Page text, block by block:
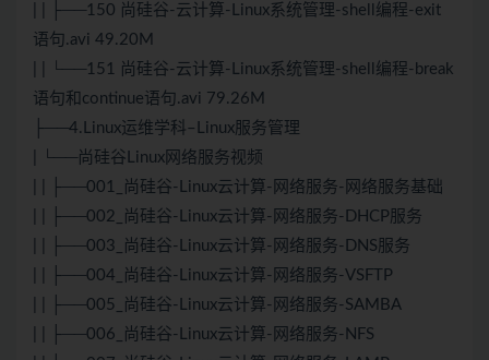
| | ├──150 尚硅谷-云计算-Linux系统管理-shell编程-exit
语句.avi 49.20M
| | └──151 尚硅谷-云计算-Linux系统管理-shell编程-break
语句和continue语句.avi 79.26M
├──4.Linux运维学科–Linux服务管理
| └──尚硅谷Linux网络服务视频
| | ├──001_尚硅谷-Linux云计算-网络服务-网络服务基础
| | ├──002_尚硅谷-Linux云计算-网络服务-DHCP服务
| | ├──003_尚硅谷-Linux云计算-网络服务-DNS服务
| | ├──004_尚硅谷-Linux云计算-网络服务-VSFTP
| | ├──005_尚硅谷-Linux云计算-网络服务-SAMBA
| | ├──006_尚硅谷-Linux云计算-网络服务-NFS